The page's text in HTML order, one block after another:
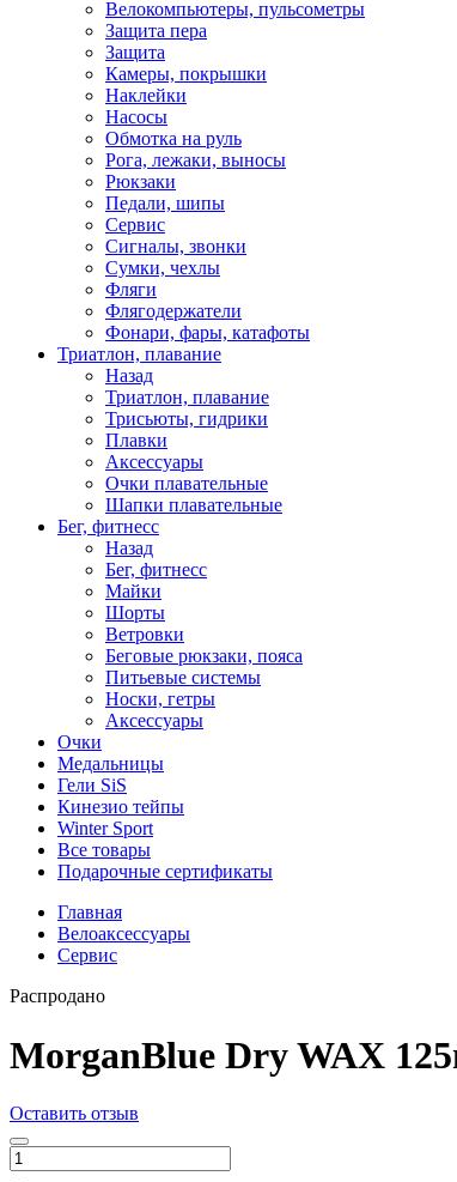
Велокомпьютеры, пульсометры
Защита пера
Защита
Камеры, покрышки
Наклейки
Насосы
Обмотка на руль
Рога, лежаки, выносы
Рюкзаки
Педали, шипы
Сервис
Сигналы, звонки
Сумки, чехлы
Фляги
Флягодержатели
Фонари, фары, катафоты
Триатлон, плавание
Назад
Триатлон, плавание
Трисьюты, гидрики
Плавки
Аксессуары
Очки плавательные
Шапки плавательные
Бег, фитнесс
Назад
Бег, фитнесс
Майки
Шорты
Ветровки
Беговые рюкзаки, пояса
Питьевые системы
Носки, гетры
Аксессуары
Очки
Медальницы
Гели SiS
Кинезио тейпы
Winter Sport
Все товары
Подарочные сертификаты
Главная
Велоаксессуары
Сервис
Распродано
MorganBlue Dry WAX
Оставить отзыв